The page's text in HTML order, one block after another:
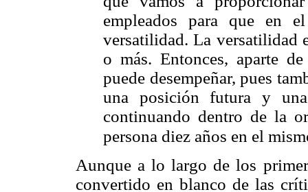
empleados para que en
versatilidad. La versatilidad
o más. Entonces, aparte
puede desempeñar, pues
una posición futura y
continuando dentro de la
persona diez años en el
Aunque a lo largo de los
convertido en blanco de las